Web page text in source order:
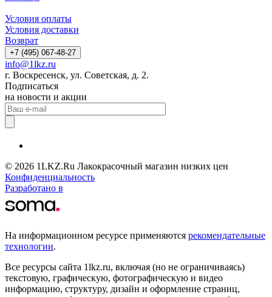
Условия оплаты
Условия доставки
Возврат
+7 (495) 067-48-27
info@1lkz.ru
г. Воскресенск, ул. Советская, д. 2.
Подписаться
на новости и акции
© 2026 1LKZ.Ru Лакокрасочный магазин низких цен
Конфиденциальность
Разработано в
На информационном ресурсе применяются рекомендательные
технологии.
Все ресурсы сайта 1lkz.ru, включая (но не ограничиваясь)
текстовую, графическую, фотографическую и видео
информацию, структуру, дизайн и оформление страниц,